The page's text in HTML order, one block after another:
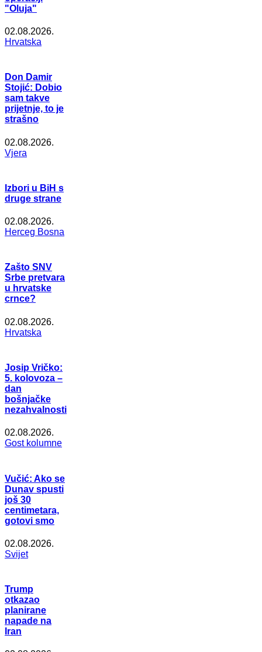
"Oluja"
02.08.2026.
Hrvatska
Don Damir
Stojić: Dobio
sam takve
prijetnje, to je
strašno
02.08.2026.
Vjera
Izbori u BiH s
druge strane
02.08.2026.
Herceg Bosna
Zašto SNV
Srbe pretvara
u hrvatske
crnce?
02.08.2026.
Hrvatska
Josip Vričko:
5. kolovoza –
dan
bošnjačke
nezahvalnosti
02.08.2026.
Gost kolumne
Vučić: Ako se
Dunav spusti
još 30
centimetara,
gotovi smo
02.08.2026.
Svijet
Trump
otkazao
planirane
napade na
Iran